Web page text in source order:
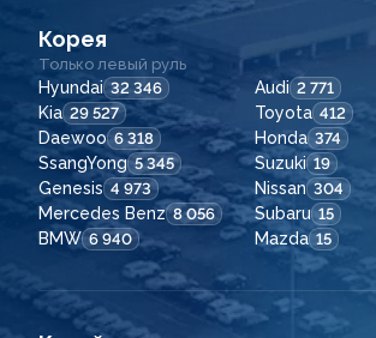
Корея
Только левый руль
Hyundai 32 346 Audi 2 771
Kia 29 527 Toyota 412
Daewoo 6 318 Honda 374
SsangYong 5 345 Suzuki 19
Genesis 4 973 Nissan 304
Mercedes Benz 8 056 Subaru 15
BMW 6 940 Mazda 15